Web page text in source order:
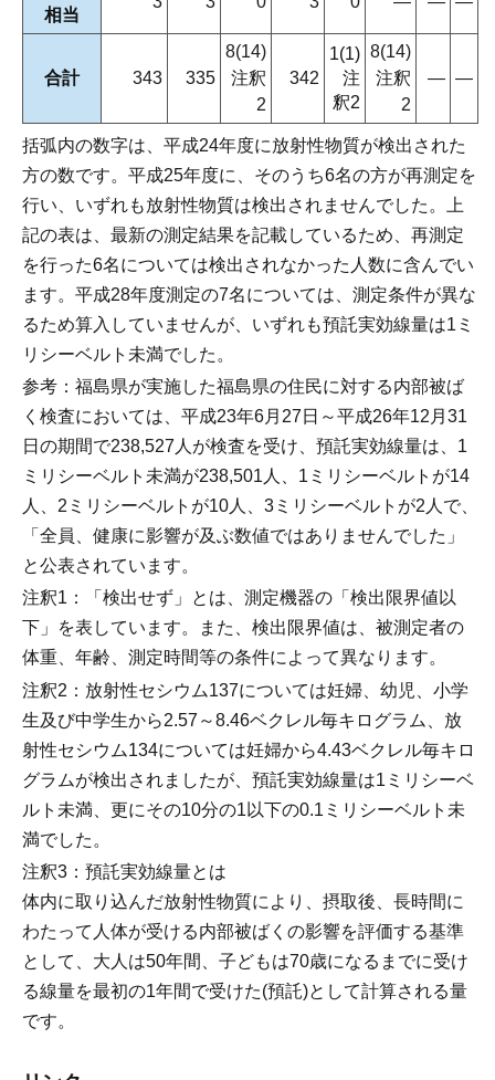
相当
合計 343 335
8(14)
注釈
2
342
1(1)
注
釈2
8(14)
注釈
2
― ―
括弧内の数字は、平成24年度に放射性物質が検出された
方の数です。平成25年度に、そのうち6名の方が再測定を
行い、いずれも放射性物質は検出されませんでした。上
記の表は、最新の測定結果を記載しているため、再測定
を行った6名については検出されなかった人数に含んでい
ます。平成28年度測定の7名については、測定条件が異な
るため算入していませんが、いずれも預託実効線量は1ミ
リシーベルト未満でした。
参考：福島県が実施した福島県の住民に対する内部被ば
く検査においては、平成23年6月27日～平成26年12月31
日の期間で238,527人が検査を受け、預託実効線量は、1
ミリシーベルト未満が238,501人、1ミリシーベルトが14
人、2ミリシーベルトが10人、3ミリシーベルトが2人で、
「全員、健康に影響が及ぶ数値ではありませんでした」
と公表されています。
注釈1：「検出せず」とは、測定機器の「検出限界値以
下」を表しています。また、検出限界値は、被測定者の
体重、年齢、測定時間等の条件によって異なります。
注釈2：放射性セシウム137については妊婦、幼児、小学
生及び中学生から2.57～8.46ベクレル毎キログラム、放
射性セシウム134については妊婦から4.43ベクレル毎キロ
グラムが検出されましたが、預託実効線量は1ミリシーベ
ルト未満、更にその10分の1以下の0.1ミリシーベルト未
満でした。
注釈3：預託実効線量とは
体内に取り込んだ放射性物質により、摂取後、長時間に
わたって人体が受ける内部被ばくの影響を評価する基準
として、大人は50年間、子どもは70歳になるまでに受け
る線量を最初の1年間で受けた(預託)として計算される量
です。